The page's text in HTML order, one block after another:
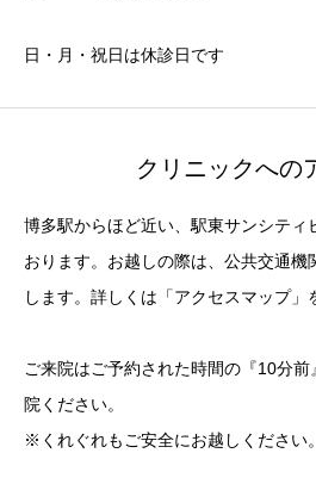
日・月・祝日は休診日です
クリニックへの
博多駅からほど近い、駅東サンシティ
おります。お越しの際は、公共交通機
します。詳しくは「アクセスマップ」
ご来院はご予約された時間の『10分
院ください。
※くれぐれもご安全にお越しください。